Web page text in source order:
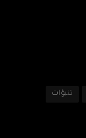
تنبؤات